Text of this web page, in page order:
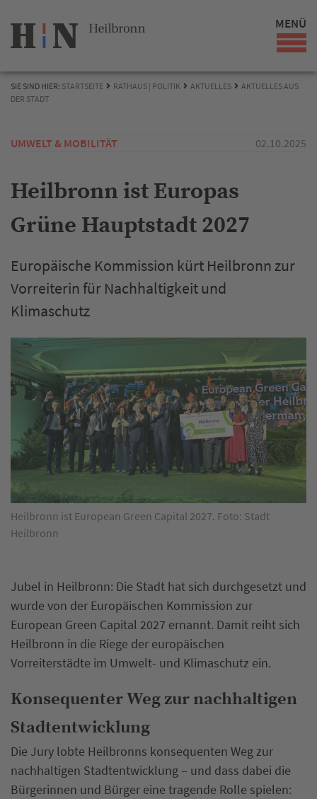
MENÜ
SIE SIND HIER: STARTSEITE RATHAUS | POLITIK AKTUELLES
AKTUELLES AUS
DER STADT
UMWELT & MOBILITÄT 02.10.2025
Heilbronn ist Europas
Grüne Hauptstadt 2027
Europäische Kommission kürt Heilbronn zur
Vorreiterin für Nachhaltigkeit und
Klimaschutz
Heilbronn ist European Green Capital 2027. Foto: Stadt
Heilbronn
Jubel in Heilbronn: Die Stadt hat sich durchgesetzt und
wurde von der Europäischen Kommission zur
European Green Capital 2027 ernannt. Damit reiht sich
Heilbronn in die Riege der europäischen
Vorreiterstädte im Umwelt- und Klimaschutz ein.
Konsequenter Weg zur nachhaltigen
Stadtentwicklung
Die Jury lobte Heilbronns konsequenten Weg zur
nachhaltigen Stadtentwicklung – und dass dabei die
Bürgerinnen und Bürger eine tragende Rolle spielen: